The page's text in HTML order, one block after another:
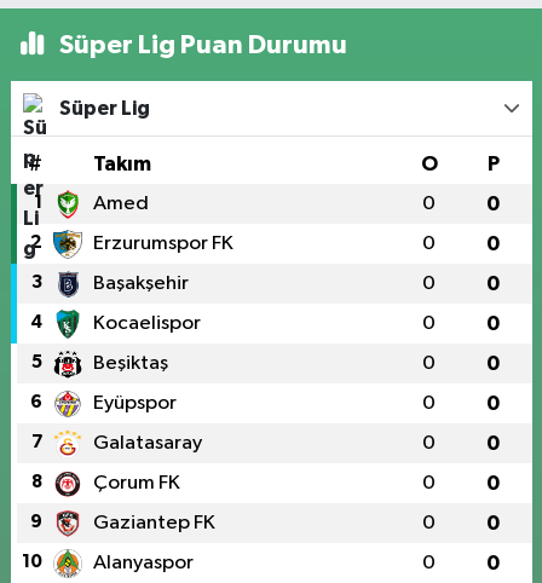
Süper Lig Puan Durumu
Süper Lig
# Takım O P
1 Amed 0 0
2 Erzurumspor FK 0 0
3 Başakşehir 0 0
4 Kocaelispor 0 0
5 Beşiktaş 0 0
6 Eyüpspor 0 0
7 Galatasaray 0 0
8 Çorum FK 0 0
9 Gaziantep FK 0 0
10 Alanyaspor 0 0